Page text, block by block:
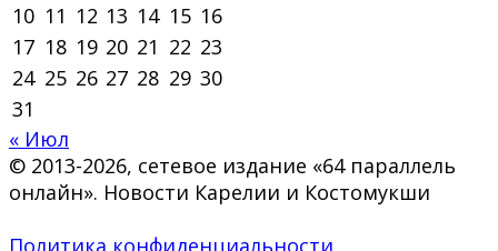
10 11 12 13 14 15 16
17 18 19 20 21 22 23
24 25 26 27 28 29 30
31
« Июл
© 2013-2026, сетевое издание «64 параллель
онлайн». Новости Карелии и Костомукши
Политика конфиденциальности